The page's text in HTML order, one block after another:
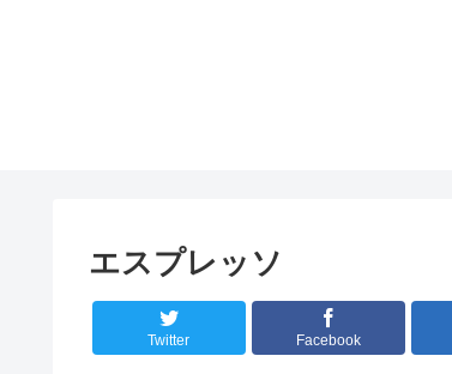
エスプレッソ
Twitter Facebook